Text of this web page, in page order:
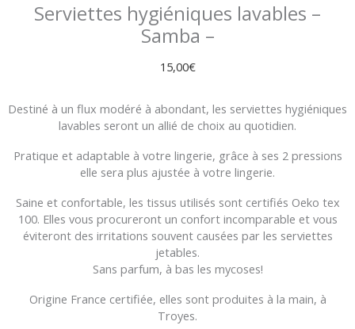
Serviettes hygiéniques lavables –
Samba –
15,00€
Destiné à un flux modéré à abondant, les serviettes hygiéniques
lavables seront un allié de choix au quotidien.
Pratique et adaptable à votre lingerie, grâce à ses 2 pressions
elle sera plus ajustée à votre lingerie.
Saine et confortable, les tissus utilisés sont certifiés Oeko tex
100. Elles vous procureront un confort incomparable et vous
éviteront des irritations souvent causées par les serviettes
jetables.
Sans parfum, à bas les mycoses!
Origine France certifiée, elles sont produites à la main, à
Troyes.